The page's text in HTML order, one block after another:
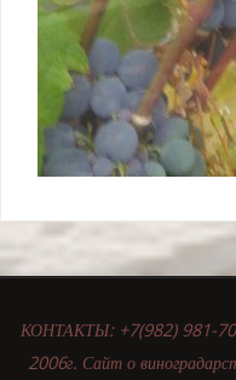
КОНТАКТЫ: +7(982) 981-
2006г. Сайт о